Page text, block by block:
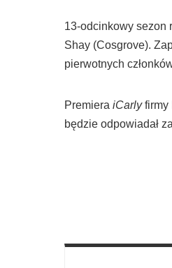
13-odcinkowy sezon
Shay (Cosgrove).
pierwotnych
Premiera iCarlyfirmy
będzie odpowiadał